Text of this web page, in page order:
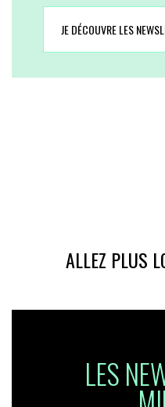
JE DÉCOUVRE LES
ALLEZ PLUS
LES